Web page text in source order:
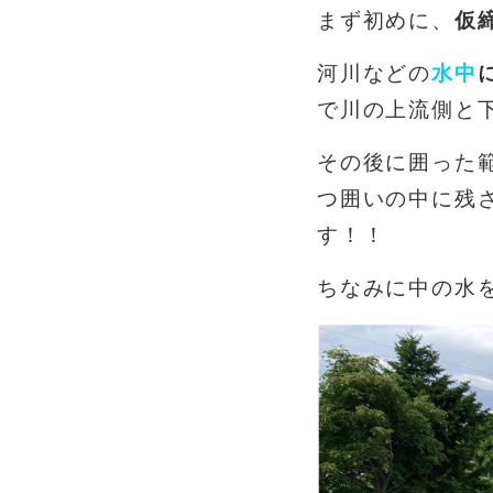
まず初めに、 仮
河川などの水中
で川の上流側と
その後に囲った
つ囲いの中に残
す！！
ちなみに中の水